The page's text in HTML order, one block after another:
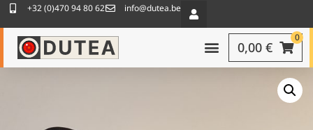
+32 (0)470 94 80 62 info@dutea.be
0
0,00 €